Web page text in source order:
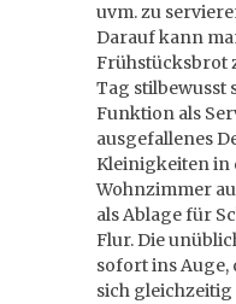
uvm. zu
Darauf kann
Frühstücksbrot
Tag stilbewusst
Funktion als
ausgefallenes
Kleinigkeiten in
Wohnzimmer
als Ablage für
Flur. Die
sofort ins Auge,
sich